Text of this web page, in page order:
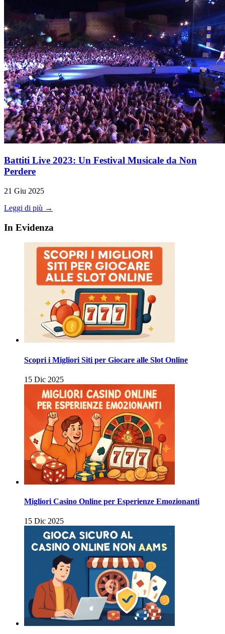
Battiti Live 2023: Un Festival Musicale da Non
Perdere
21 Giu 2025
Leggi di più →
In Evidenza
Scopri i Migliori Siti per Giocare alle Slot Online
15 Dic 2025
Migliori Casino Online per Esperienze Emozionanti
15 Dic 2025